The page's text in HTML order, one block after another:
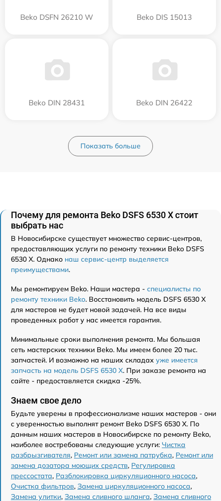
Beko DSFN 26210 W Beko DIS 15013
Beko DIN 28431 Beko DIN 26422
Показать больше
Почему для ремонта Beko DSFS 6530 X стоит
выбрать нас
В Новосибирске существует множество сервис-центров,
предоставляющих услуги по ремонту техники Beko DSFS
6530 X. Однако наш сервис-центр выделяется
преимуществами.
Мы ремонтируем Beko. Наши мастера - специалисты по
ремонту техники Beko. Восстановить модель DSFS 6530 X
для мастеров не будет новой задачей. На все виды
проведенных работ у нас имеется гарантия.
Минимальные сроки выполнения ремонта. Мы большая
сеть мастерских техники Beko. Мы имеем более 20 тыс.
запчастей. И возможно на наших складах уже имеется
запчасть на модель DSFS 6530 X. При заказе ремонта на
сайте - предоставляется скидка -25%.
Знаем свое дело
Будьте уверены в профессионализме наших мастеров - они
с уверенностью выполнят ремонт Beko DSFS 6530 X. По
данным наших мастеров в Новосибирске по ремонту Beko,
наиболее востребованы следующие услуги: Чистка
разбрызгивателя, Ремонт или замена патрубка, Ремонт или
замена дозатора моющих средств, Регулировка
прессостата, Разблокировка циркуляционного насоса,
Очистка фильтров, Замена циркуляционного насоса,
Замена улитки, Замена сливного шланга, Замена сливного